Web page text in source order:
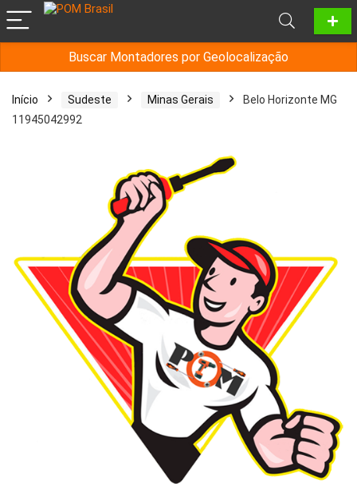
Buscar Montadores por Geolocalização
Início Sudeste Minas Gerais
Belo Horizonte MG
11945042992